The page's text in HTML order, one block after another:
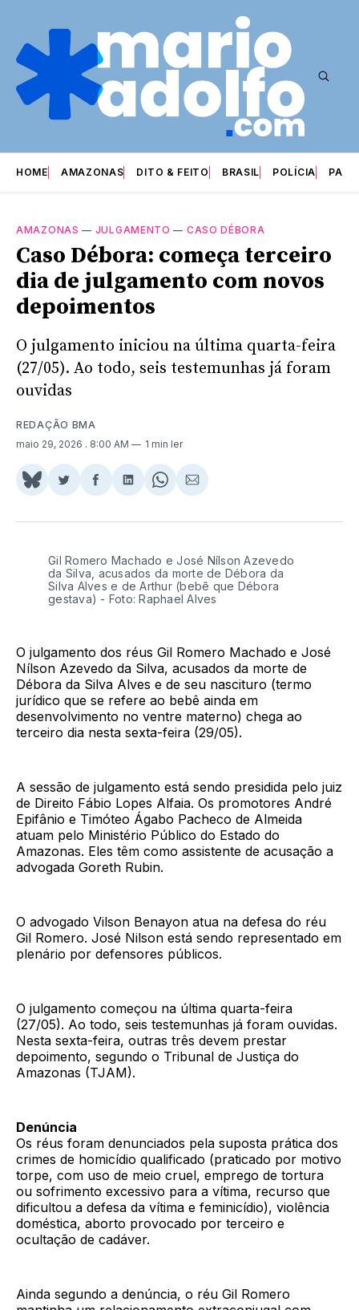
HOME AMAZONAS DITO & FEITO BRASIL POLÍCIA
AMAZONAS — JULGAMENTO — CASO DÉBORA
Caso Débora: começa terceiro
dia de julgamento com novos
depoimentos
O julgamento iniciou na última quarta-feira
(27/05). Ao todo, seis testemunhas já foram
ouvidas
REDAÇÃO BMA
maio 29, 2026 . 8:00 AM 1 min ler
Share
BlueSky
Compartilhar
Twitter
Compartilhar
Facebook
Compartilhar
LinkedIn
Share
WhatsApp
Compartilhar
Email
Gil Romero Machado e José Nílson Azevedo
da Silva, acusados da morte de Débora da
Silva Alves e de Arthur (bebê que Débora
gestava) - Foto: Raphael Alves
O julgamento dos réus Gil Romero Machado e José
Nílson Azevedo da Silva, acusados da morte de
Débora da Silva Alves e de seu nascituro (termo
jurídico que se refere ao bebê ainda em
desenvolvimento no ventre materno) chega ao
terceiro dia nesta sexta-feira (29/05).
A sessão de julgamento está sendo presidida pelo juiz
de Direito Fábio Lopes Alfaia. Os promotores André
Epifânio e Timóteo Ágabo Pacheco de Almeida
atuam pelo Ministério Público do Estado do
Amazonas. Eles têm como assistente de acusação a
advogada Goreth Rubin.
O advogado Vilson Benayon atua na defesa do réu
Gil Romero. José Nilson está sendo representado em
plenário por defensores públicos.
O julgamento começou na última quarta-feira
(27/05). Ao todo, seis testemunhas já foram ouvidas.
Nesta sexta-feira, outras três devem prestar
depoimento, segundo o Tribunal de Justiça do
Amazonas (TJAM).
Denúncia
Os réus foram denunciados pela suposta prática dos
crimes de homicídio qualificado (praticado por motivo
torpe, com uso de meio cruel, emprego de tortura
ou sofrimento excessivo para a vítima, recurso que
dificultou a defesa da vítima e feminicídio), violência
doméstica, aborto provocado por terceiro e
ocultação de cadáver.
Ainda segundo a denúncia, o réu Gil Romero